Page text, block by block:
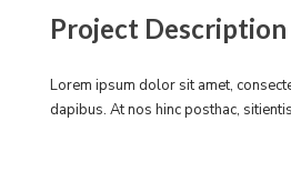
Project Description
Lorem ipsum dolor sit amet,
dapibus. At nos hinc posthac,